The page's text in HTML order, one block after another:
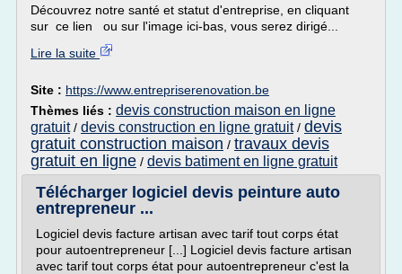
Découvrez notre santé et statut d'entreprise, en cliquant
sur ce lien ou sur l'image ici-bas, vous serez dirigé...
Lire la suite
Site : https://www.entrepriserenovation.be
Thèmes liés : devis construction maison en ligne
gratuit/ devis construction en ligne gratuit/ devis
gratuit construction maison / travaux devis
gratuit en ligne / devis batiment en ligne gratuit
Télécharger logiciel devis peinture auto
entrepreneur ...
Logiciel devis facture artisan avec tarif tout corps état
pour autoentrepreneur [...] Logiciel devis facture artisan
avec tarif tout corps état pour autoentrepreneur c'est la